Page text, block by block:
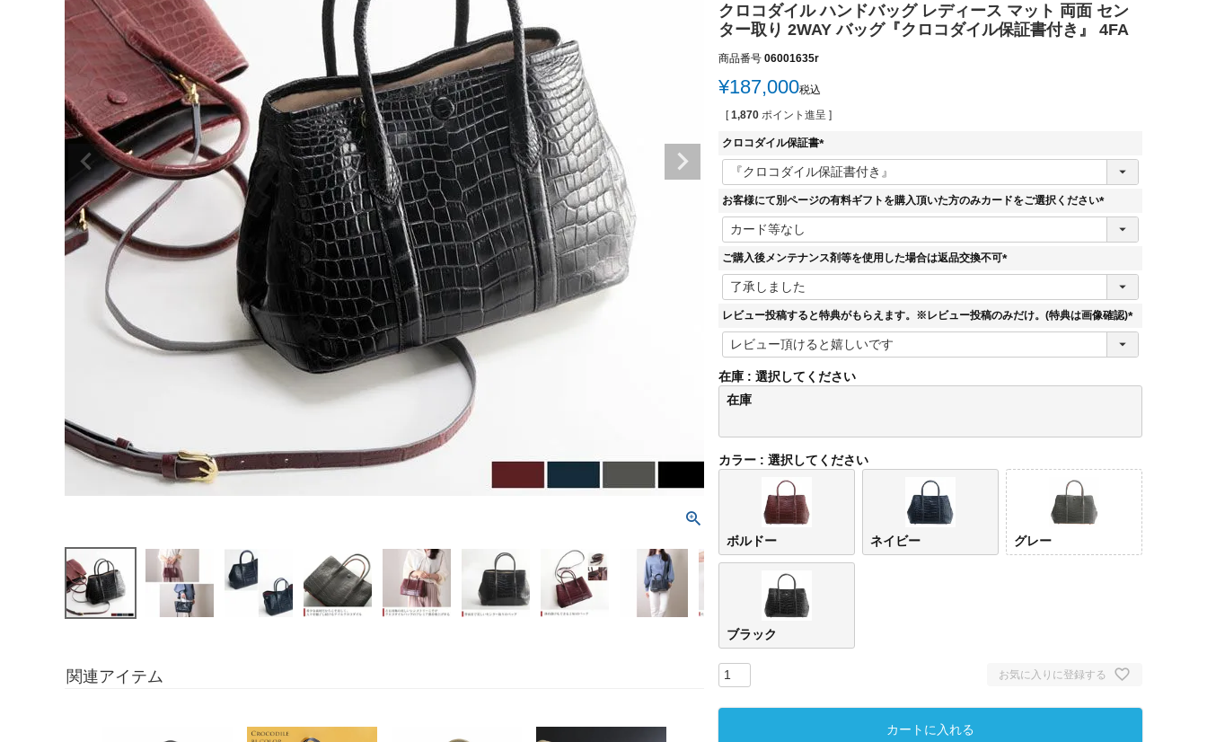
関連アイテム
クロコダイル ハンドバッグ レディース マット 両面 セン
ター取り 2WAY バッグ『クロコダイル保証書付き』 4FA
商品番号 06001635r
¥187,000税込
[ 1,870 ポイント進呈 ]
クロコダイル保証書
(
必
須
お客様にて別ページの有料ギフトを購入頂いた方のみカードをご選択ください
(
ご購入後メンテナンス剤等を使用した場合は返品交換不可
(
須
レビュー投稿すると特典がもらえます。※レビュー投稿のみだけ。(特典は画像確認)
(
)
在庫
選択してください
在庫
カラー 選択してください
ボルドー ネイビー グレー
ブラック
お気に入りに登録する
カートに入れる